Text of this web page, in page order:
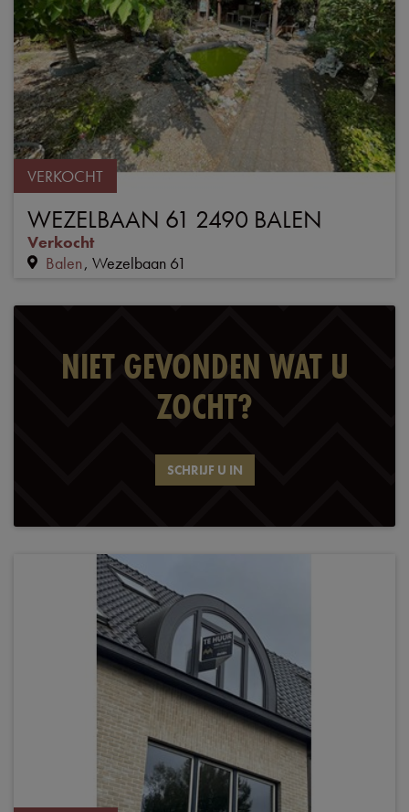
VERKOCHT
WEZELBAAN 61 2490 BALEN
Verkocht
Balen Wezelbaan 61
NIET GEVONDEN WAT U
ZOCHT?
SCHRIJF U IN